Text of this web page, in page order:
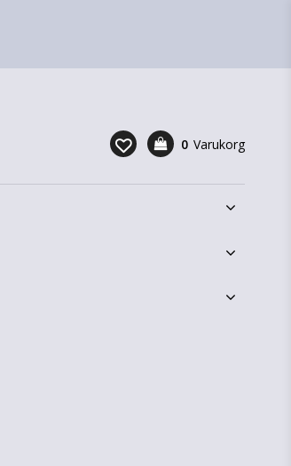
0 Varukorg